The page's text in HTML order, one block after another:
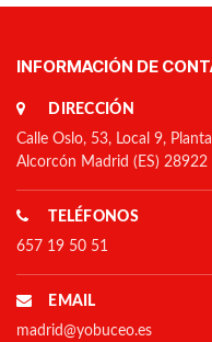
INFORMACIÓN DE
DIRECCIÓN
Calle Oslo, 53, Local 9,
Alcorcón Madrid (ES) 28922
TELÉFONOS
657 19 50 51
EMAIL
madrid@yobuceo.es